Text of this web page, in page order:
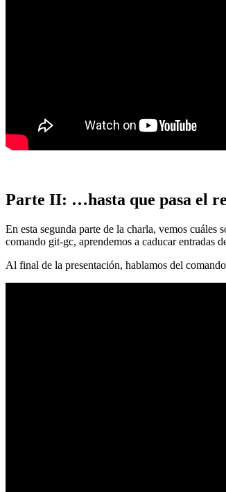
Parte II: …hasta que pasa el
En esta segunda parte de la charla, vemos
comando git-gc, aprendemos a caducar entradas
Al final de la presentación, hablamos del